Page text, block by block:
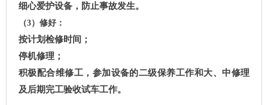
细心爱护设备，防止事故发生。
（3）修好：
按计划检修时间；
停机修理；
积极配合维修工，参加设备的二级保养工作和大、中修理
及后期完工验收试车工作。